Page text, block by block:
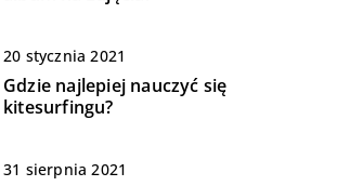
20 stycznia 2021
Gdzie najlepiej nauczyć się
kitesurfingu?
31 sierpnia 2021